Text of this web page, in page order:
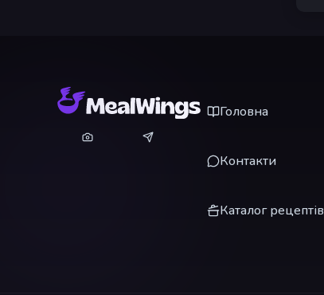
Головна
Контакти
Каталог рецептів